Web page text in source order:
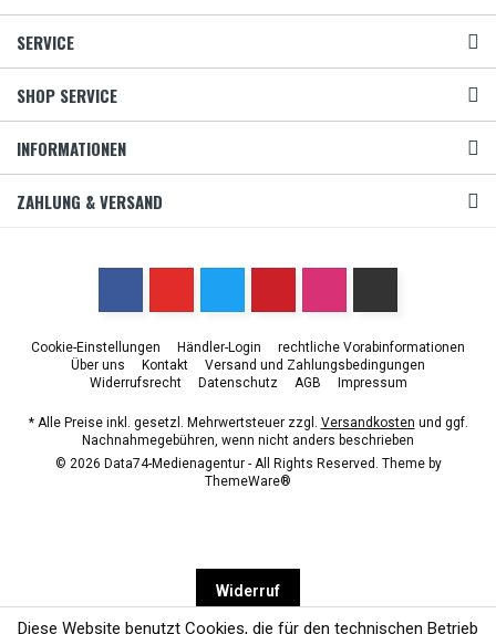
SERVICE
SHOP SERVICE
INFORMATIONEN
ZAHLUNG & VERSAND
Cookie-Einstellungen Händler-Login
rechtliche Vorabinformationen
Über uns
Kontakt
Versand und Zahlungsbedingungen
Widerrufsrecht
Datenschutz AGB Impressum
* Alle Preise inkl. gesetzl. Mehrwertsteuer zzgl. Versandkosten und ggf.
Nachnahmegebühren, wenn nicht anders beschrieben
© 2026 Data74-Medienagentur - All Rights Reserved. Theme by
ThemeWare®
Widerruf
Diese Website benutzt Cookies, die für den technischen Betrieb